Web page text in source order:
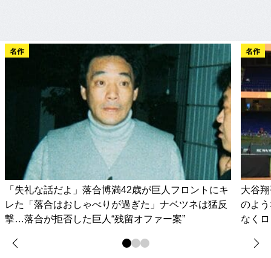
名作
「失礼な話だよ」落合博満42歳が巨人フロントにキ
レた「落合はおしゃべりが過ぎた」ナベツネは猛反
撃…落合が拒否した巨人“残留オファー案”
名作
大谷
のよ
なく